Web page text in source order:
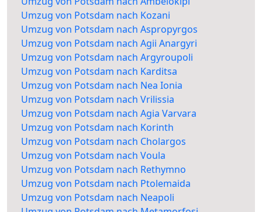
Umzug von Potsdam nach Kozani
Umzug von Potsdam nach Aspropyrgos
Umzug von Potsdam nach Agii Anargyri
Umzug von Potsdam nach Argyroupoli
Umzug von Potsdam nach Karditsa
Umzug von Potsdam nach Nea Ionia
Umzug von Potsdam nach Vrilissia
Umzug von Potsdam nach Agia Varvara
Umzug von Potsdam nach Korinth
Umzug von Potsdam nach Cholargos
Umzug von Potsdam nach Voula
Umzug von Potsdam nach Rethymno
Umzug von Potsdam nach Ptolemaida
Umzug von Potsdam nach Neapoli